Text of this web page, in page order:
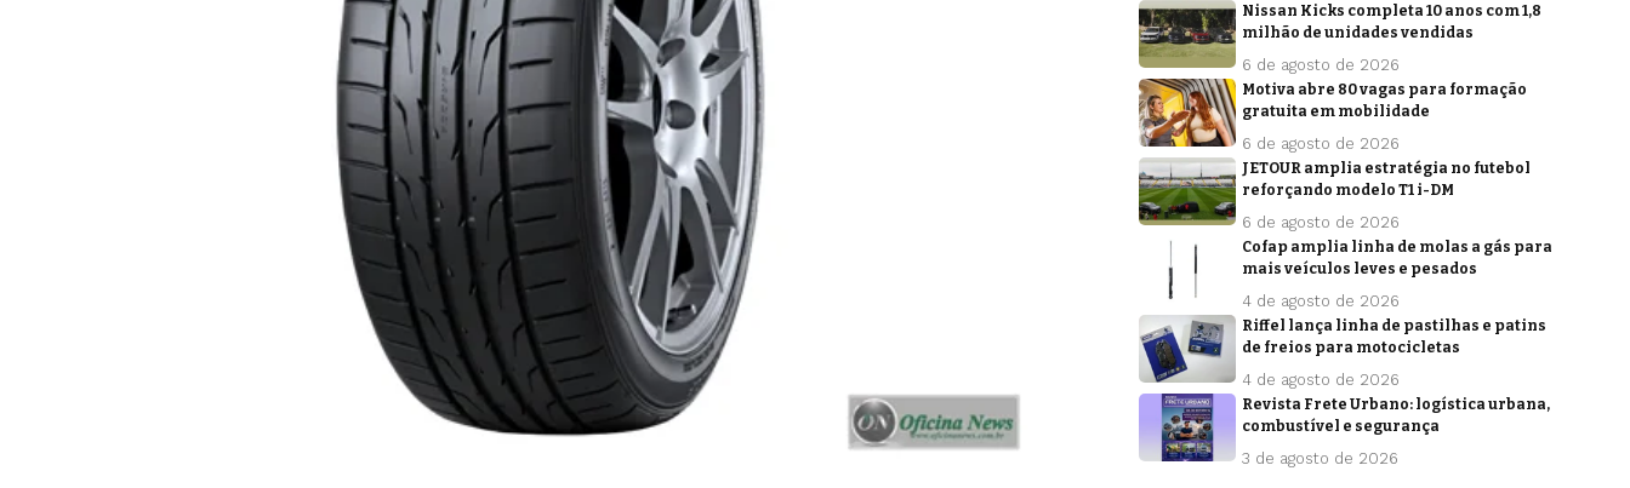
Nissan Kicks completa 10 anos com 1,8
milhão de unidades vendidas
6 de agosto de 2026
Motiva abre 80 vagas para formação
gratuita em mobilidade
6 de agosto de 2026
JETOUR amplia estratégia no futebol
reforçando modelo T1 i-DM
6 de agosto de 2026
Cofap amplia linha de molas a gás para
mais veículos leves e pesados
4 de agosto de 2026
Riffel lança linha de pastilhas e patins
de freios para motocicletas
4 de agosto de 2026
Revista Frete Urbano: logística urbana,
combustível e segurança
3 de agosto de 2026